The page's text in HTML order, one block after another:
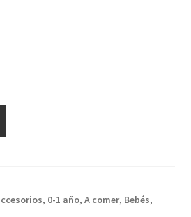
, 0-1 año, A comer, Bebés,